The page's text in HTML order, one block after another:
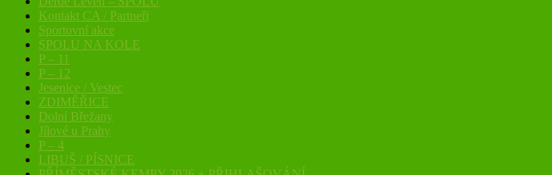
Kontakt CA / Partneři
Sportovní akce
SPOLU NA KOLE
P – 11
P – 12
Jesenice / Vestec
ZDIMĚŘICE
Dolní Břežany
Jílové u Prahy
P – 4
LIBUŠ / PÍSNICE